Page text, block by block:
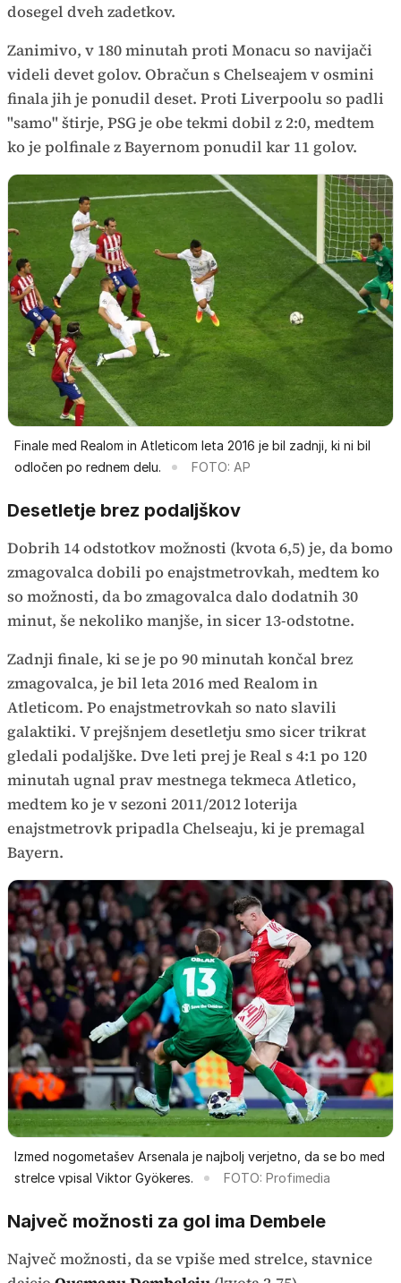
dosegel dveh zadetkov.
Zanimivo, v 180 minutah proti Monacu so navijači
videli devet golov. Obračun s Chelseajem v osmini
finala jih je ponudil deset. Proti Liverpoolu so padli
"samo" štirje, PSG je obe tekmi dobil z 2:0, medtem
ko je polfinale z Bayernom ponudil kar 11 golov.
Finale med Realom in Atleticom leta 2016 je bil zadnji, ki ni bil
odločen po rednem delu.
FOTO: AP
Desetletje brez podaljškov
Dobrih 14 odstotkov možnosti (kvota 6,5) je, da bomo
zmagovalca dobili po enajstmetrovkah, medtem ko
so možnosti, da bo zmagovalca dalo dodatnih 30
minut, še nekoliko manjše, in sicer 13-odstotne.
Zadnji finale, ki se je po 90 minutah končal brez
zmagovalca, je bil leta 2016 med Realom in
Atleticom. Po enajstmetrovkah so nato slavili
galaktiki. V prejšnjem desetletju smo sicer trikrat
gledali podaljške. Dve leti prej je Real s 4:1 po 120
minutah ugnal prav mestnega tekmeca Atletico,
medtem ko je v sezoni 2011/2012 loterija
enajstmetrovk pripadla Chelseaju, ki je premagal
Bayern.
Izmed nogometašev Arsenala je najbolj verjetno, da se bo med
strelce vpisal Viktor Gyökeres.
FOTO: Profimedia
Največ možnosti za gol ima Dembele
Največ možnosti, da se vpiše med strelce, stavnice